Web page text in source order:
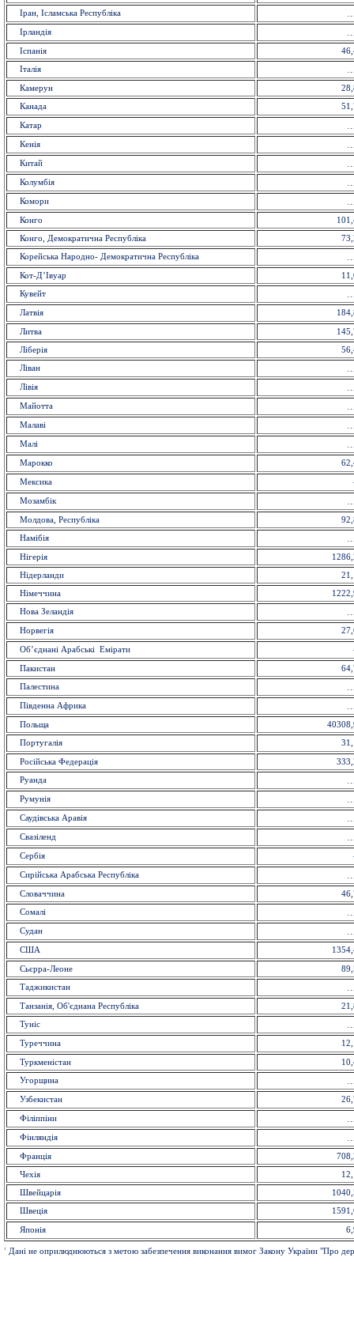
Іран, Ісламська Республіка
Ірландія
Іспанія
Італія
Камерун
Канада
Катар
Кенія
Китай
Колумбія
Комори
Конго
Конго, Демократична Республіка
Корейська Народно- Демократична Республіка
Кот-Д’Івуар
Кувейт
Латвія
Литва
Ліберія
Ліван
Лівія
Майотта
Малаві
Малі
Марокко
Мексика
Мозамбік
Молдова, Республіка
Намібія
Нігерія
Нідерланди
Німеччина
Нова Зеландія
Норвегія
Об’єднані Арабські Емірати
Пакистан
Палестина
Південна Африка
Польща
Португалiя
Російська Федерація
Руанда
Румунія
Саудівська Аравія
Свазіленд
Сербія
Сирійська Арабська Республіка
Словаччина
Сомалі
Судан
США
Сьєрра-Леоне
Таджикистан
Танзанія, Об'єднана Республіка
Туніс
Туреччина
Туркменістан
Угорщина
Узбекистан
Філіппіни
Фінляндія
Франція
Чехія
Швейцарія
Швеція
Японія
1 Дані не оприлюднюються з метою забезпечення виконання вимог Закону України "Про